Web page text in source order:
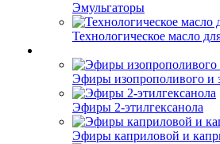
Эмульгаторы
Технологическое масло
Эфиры изопрополивого и
Эфиры 2-этилгексанола
Эфиры каприловой и